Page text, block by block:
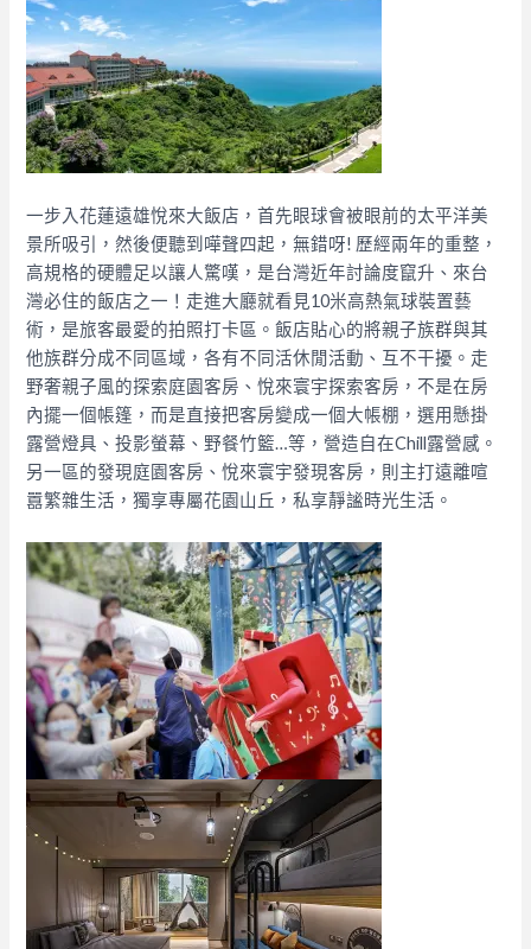
一步入花蓮遠雄悅來大飯店，首先眼球會被眼前的太平洋美
景所吸引，然後便聽到嘩聲四起，無錯呀! 歷經兩年的重整，
高規格的硬體足以讓人驚嘆，是台灣近年討論度竄升、來台
灣必住的飯店之一！走進大廳就看見10米高熱氣球裝置藝
術，是旅客最愛的拍照打卡區。飯店貼心的將親子族群與其
他族群分成不同區域，各有不同活休閒活動、互不干擾。走
野奢親子風的探索庭園客房、悅來寰宇探索客房，不是在房
內擺一個帳篷，而是直接把客房變成一個大帳棚，選用懸掛
露營燈具、投影螢幕、野餐竹籃…等，營造自在Chill露營感。
另一區的發現庭園客房、悅來寰宇發現客房，則主打遠離喧
囂繁雜生活，獨享專屬花園山丘，私享靜謐時光生活。